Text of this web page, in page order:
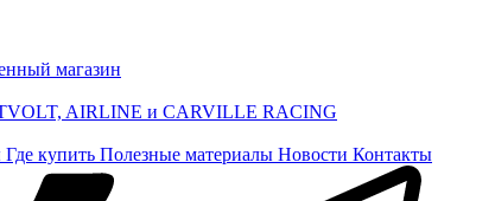
магазин
AIRLINE и CARVILLE RACING
Где купить Полезные материалы Новости Контакты